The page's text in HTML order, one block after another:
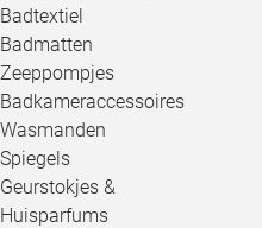
Badtextiel
Badmatten
Zeeppompjes
Badkameraccessoires
Wasmanden
Spiegels
Geurstokjes &
Huisparfums